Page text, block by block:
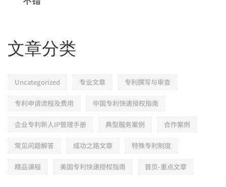
文章分类
Uncategorized 专业文章 专利撰写与审查
专利申请流程及费用 中国专利快速授权指南
企业专利新人IP管理手册 典型服务案例 合作案例
常见问题解答 成功之路文章 特殊专利制度
精品课程 美国专利快速授权指南 首页-重点文章